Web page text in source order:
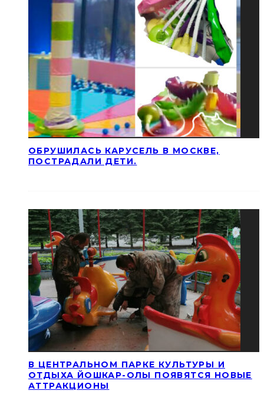
ОБРУШИЛАСЬ КАРУСЕЛЬ В МОСКВЕ,
ПОСТРАДАЛИ ДЕТИ.
В ЦЕНТРАЛЬНОМ ПАРКЕ КУЛЬТУРЫ И
ОТДЫХА ЙОШКАР-ОЛЫ ПОЯВЯТСЯ НОВЫЕ
АТТРАКЦИОНЫ